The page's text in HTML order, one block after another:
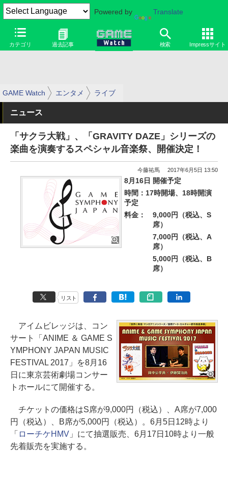
Powered by Translate
カテゴリ 過去記事 検索 Impressサイト
GAME Watch エンタメ ライブ
ニュース
「サクラ大戦」、「GRAVITY DAZE」シリーズの
楽曲を演奏するスペシャル音楽祭、開催決定！
今藤祐馬 2017年6月5日 13:50
8月16日 開催予定
時間：17時開場、18時開演
予定
料金：
9,000円（税込、S
席）
7,000円（税込、A
席）
5,000円（税込、B
席）
リスト
アイムビレッジは、コン
サート「ANIME ＆ GAME S
YMPHONY JAPAN MUSIC
FESTIVAL 2017」を8月16
日に東京芸術劇場コンサー
トホールにて開催する。
チケットの価格はS席が9,000円（税込）、A席が7,000
円（税込）、B席が5,000円（税込）。6月5日12時より
「 ローチケHMV」にて抽選販売、6月17日10時より一般
先着販売を実施する。